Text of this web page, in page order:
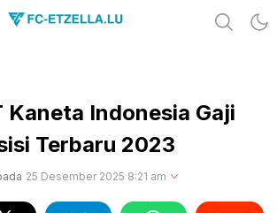
Kaneta Indonesia Gaji
Terbaru 2023
25 Desember 2025 8:21 am